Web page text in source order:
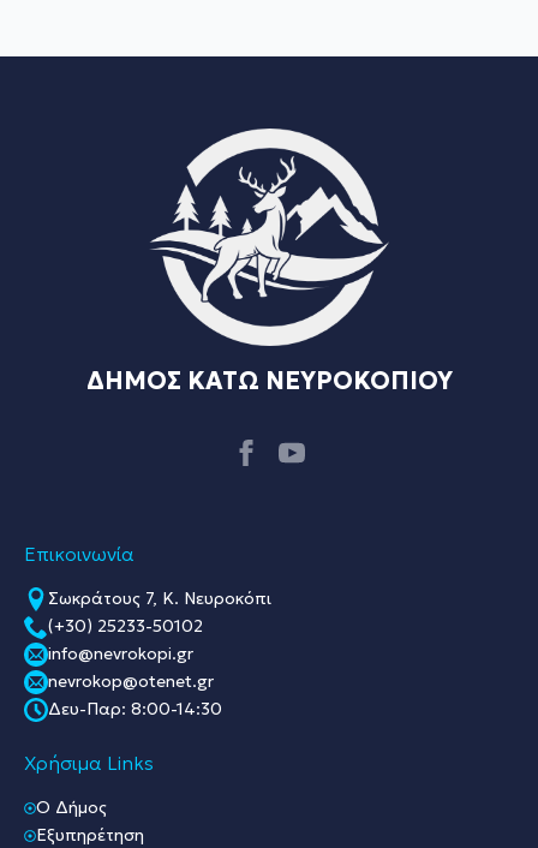
ΔΗΜΟΣ ΚΑΤΩ ΝΕΥΡΟΚΟΠΙΟΥ
Επικοινωνία
Σωκράτους 7, Κ. Νευροκόπι
(+30) 25233-50102
info@nevrokopi.gr
nevrokop@otenet.gr
Δευ-Παρ: 8:00-14:30
Χρήσιμα Links
O Δήμος
Εξυπηρέτηση